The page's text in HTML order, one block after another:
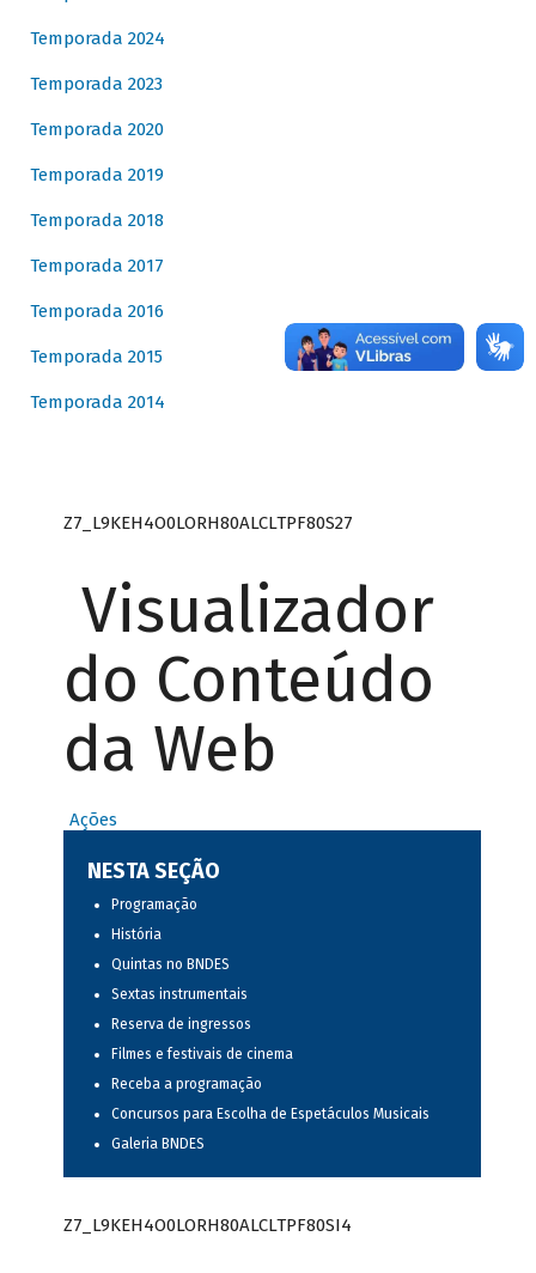
Temporada 2024
Temporada 2023
Temporada 2020
Temporada 2019
Temporada 2018
Temporada 2017
Temporada 2016
Temporada 2015
Temporada 2014
Z7_L9KEH4O0LORH80ALCLTPF80S27
Visualizador
do Conteúdo
da Web
Ações
NESTA SEÇÃO
Programação
História
Quintas no BNDES
Sextas instrumentais
Reserva de ingressos
Filmes e festivais de cinema
Receba a programação
Concursos para Escolha de Espetáculos Musicais
Galeria BNDES
Z7_L9KEH4O0LORH80ALCLTPF80SI4